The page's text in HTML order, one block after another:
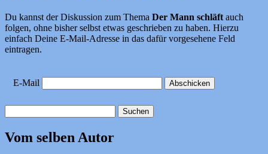
Du kannst der Diskussion zum Thema Der Mann schläft auch
folgen, ohne bisher selbst etwas geschrieben zu haben. Hierzu
einfach Deine E-Mail-Adresse in das dafür vorgesehene Feld
eintragen.
E-Mail
nach:
Vom selben Autor